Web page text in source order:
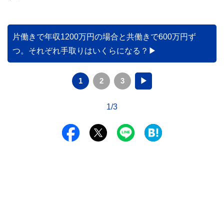
片働きで年収1200万円の場合と共働きで600万円ず
つ。それぞれ手取りはいくらになる？
1 2 3 ▶
1/3